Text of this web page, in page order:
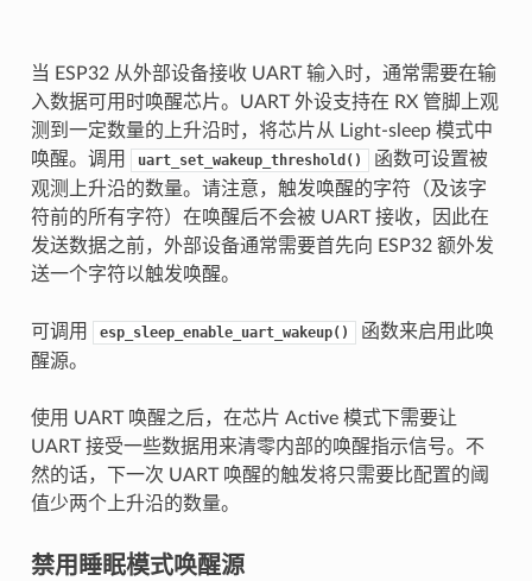
当 ESP32 从外部设备接收 UART 输入时，通常需要在输
入数据可用时唤醒芯片。UART 外设支持在 RX 管脚上观
测到一定数量的上升沿时，将芯片从 Light-sleep 模式中
唤醒。调用
uart_set_wakeup_threshold()
函数可设置被
观测上升沿的数量。请注意，触发唤醒的字符（及该字
符前的所有字符）在唤醒后不会被 UART 接收，因此在
发送数据之前，外部设备通常需要首先向 ESP32 额外发
送一个字符以触发唤醒。
可调用 esp_sleep_enable_uart_wakeup()
函数来启用此唤
醒源。
使用 UART 唤醒之后，在芯片 Active 模式下需要让
UART 接受一些数据用来清零内部的唤醒指示信号。不
然的话，下一次 UART 唤醒的触发将只需要比配置的阈
值少两个上升沿的数量。
禁用睡眠模式唤醒源